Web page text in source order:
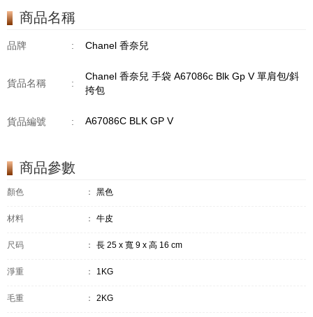
商品名稱
品牌 : Chanel 香奈兒
貨品名稱 :
Chanel 香奈兒 手袋 A67086c Blk Gp V 單肩包/斜
挎包
貨品編號 : A67086C BLK GP V
商品參數
顏色 ： 黑色
材料 ： 牛皮
尺码 ： 長 25 x 寬 9 x 高 16 cm
淨重 ： 1KG
毛重 ： 2KG